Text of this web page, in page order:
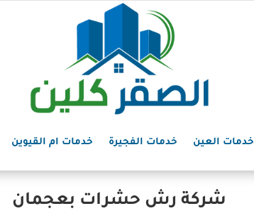
خدمات العين خدمات الفجيرة خدمات ام القيوين
شركة رش حشرات بعجمان